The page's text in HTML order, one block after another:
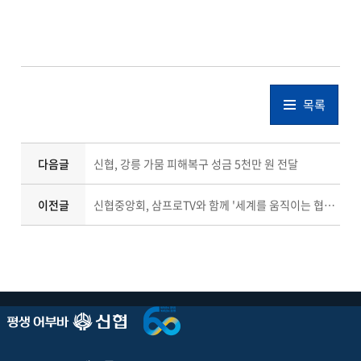
목록
다음글 신협, 강릉 가뭄 피해복구 성금 5천만 원 전달
이전글 신협중앙회, 삼프로TV와 함께 '세계를 움직이는 협동조합 금융' 조명